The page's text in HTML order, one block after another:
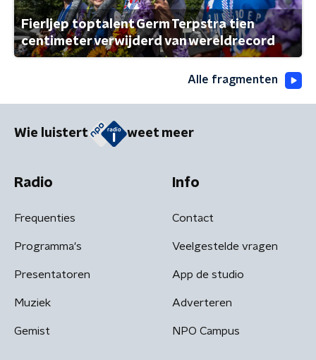
Fierljep toptalent Germ Terpstra tien
centimeter verwijderd van wereldrecord
Alle fragmenten
Wie luistert weet meer
Radio
Frequenties
Programma's
Presentatoren
Muziek
Gemist
Info
Contact
Veelgestelde vragen
App de studio
Adverteren
NPO Campus